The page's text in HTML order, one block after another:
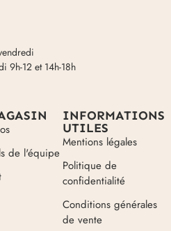
9h-12 et 14h-18h
de l'équipe
INFORMATIONS
UTILES
Mentions légales
Politique de
confidentialité
Conditions générales
de vente